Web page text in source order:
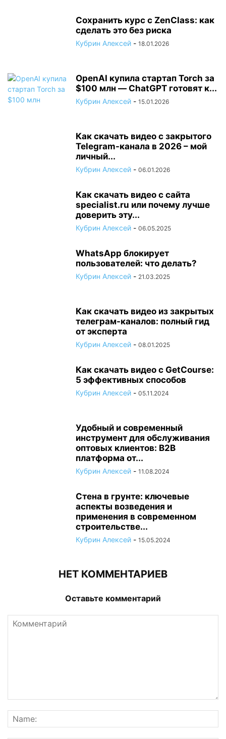
Сохранить курс с ZenClass: как
сделать это без риска
Кубрин Алексей - 18.01.2026
OpenAI купила стартап Torch за
$100 млн — ChatGPT готовят к...
Кубрин Алексей - 15.01.2026
Как скачать видео с закрытого
Telegram-канала в 2026 – мой
личный...
Кубрин Алексей - 06.01.2026
Как скачать видео с сайта
specialist.ru или почему лучше
доверить эту...
Кубрин Алексей - 06.05.2025
WhatsApp блокирует
пользователей: что делать?
Кубрин Алексей - 21.03.2025
Как скачать видео из закрытых
телеграм-каналов: полный гид
от эксперта
Кубрин Алексей - 08.01.2025
Как скачать видео с GetCourse:
5 эффективных способов
Кубрин Алексей - 05.11.2024
Удобный и современный
инструмент для обслуживания
оптовых клиентов: B2B
платформа от...
Кубрин Алексей - 11.08.2024
Стена в грунте: ключевые
аспекты возведения и
применения в современном
строительстве...
Кубрин Алексей - 15.05.2024
НЕТ КОММЕНТАРИЕВ
Оставьте комментарий